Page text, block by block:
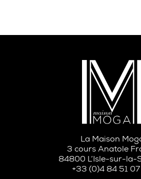
La Maison
3 cours Anatole
84800 L’Isle-sur-la-
+33 (0)4 84 51